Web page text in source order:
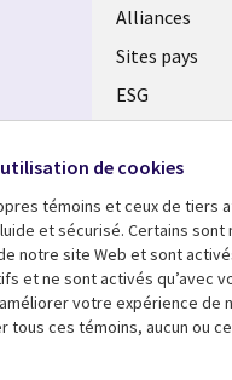
Alliances
Sites pays
ESG
Fusions
Salle de
Support
de cookies
témoins et ceux de tiers
et sécurisé. Certains sont
notre site Web et sont
et ne sont activés qu’avec
votre expérience de
tous ces témoins, aucun ou